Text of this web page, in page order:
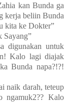
kan Bunda ga
kerja beliin Bunda
kita ke Dokter”
Sayang”
digunakan untuk
Kalo lagi diajak
Bunda napa?!?!
naik darah, teteup
ngamuk2?? Kalo